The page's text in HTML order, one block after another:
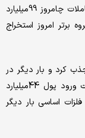
شیمیایی اختصاص یافت. این صنعت در پایان معاملات چامروز 99میلیارد
برتر امروز استخراج
جذب کرد و بار دیگر در
زمره صنایع برتر بازار جای گرفت. دارویی ها با ثبت ورود پول 44میلیارد
اساسی بار دیگر